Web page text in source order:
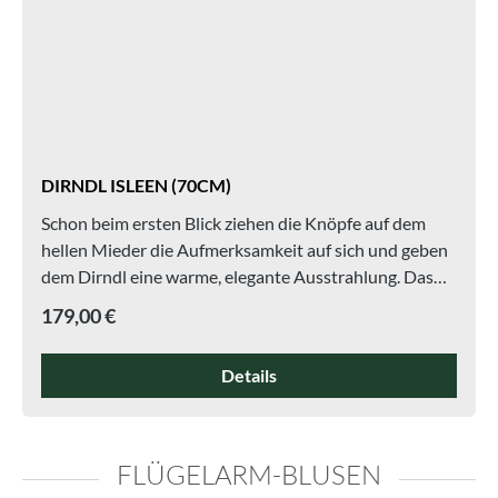
DIRNDL ISLEEN (70CM)
Schon beim ersten Blick ziehen die Knöpfe auf dem
hellen Mieder die Aufmerksamkeit auf sich und geben
dem Dirndl eine warme, elegante Ausstrahlung. Das
Hintergrund: Eine feine Naht führt vom Ausschnitt
über die Brust bis in den Rock und sorgt für eine klare,
unaufdringliche Struktur. Der gerade Ausschnitt wird
abgeschlossen. Der Rock zeigt ein leichtes Muster mit
feinem Glanz, der sich je nach Bewegung verändert,
Regulärer Preis:
179,00 €
Details
FLÜGELARM-BLUSEN